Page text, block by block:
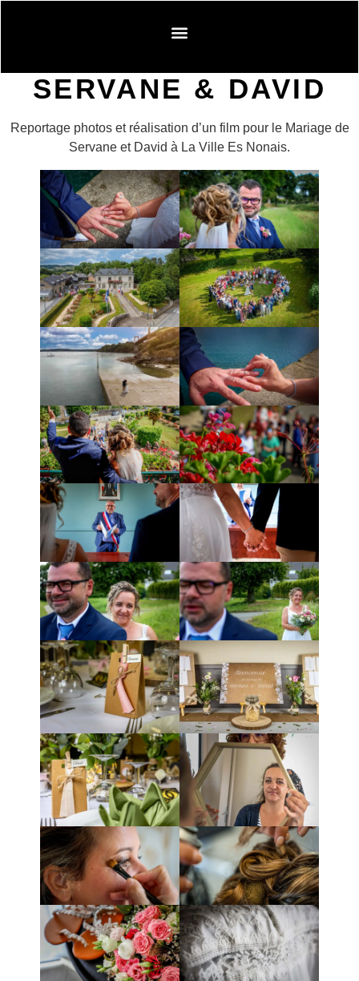
SERVANE & DAVID
Reportage photos et réalisation d’un film pour le Mariage de
Servane et David à La Ville Es Nonais.